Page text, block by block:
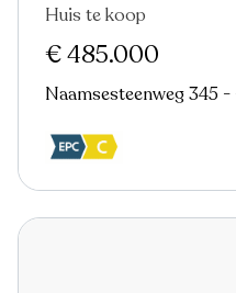
In optie
Huis te koop
€ 485.000
Naamsesteenweg 345